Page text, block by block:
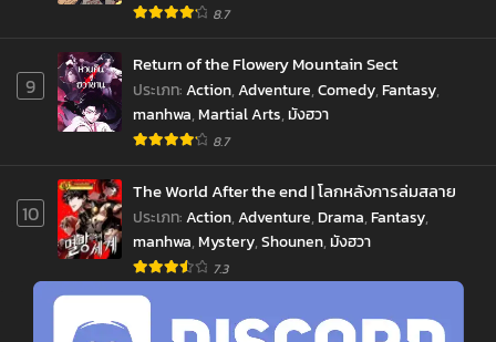
8.7
9
Return of the Flowery Mountain Sect
ประเภท:Action,Adventure,Comedy,Fantasy,
manhwa,Martial Arts,มังฮวา
8.7
10
The World After the end | โลกหลังการล่มสลาย
ประเภท:Action,Adventure,Drama,Fantasy,
manhwa,Mystery,Shounen,มังฮวา
7.3
jav xxxจีน มังงะ